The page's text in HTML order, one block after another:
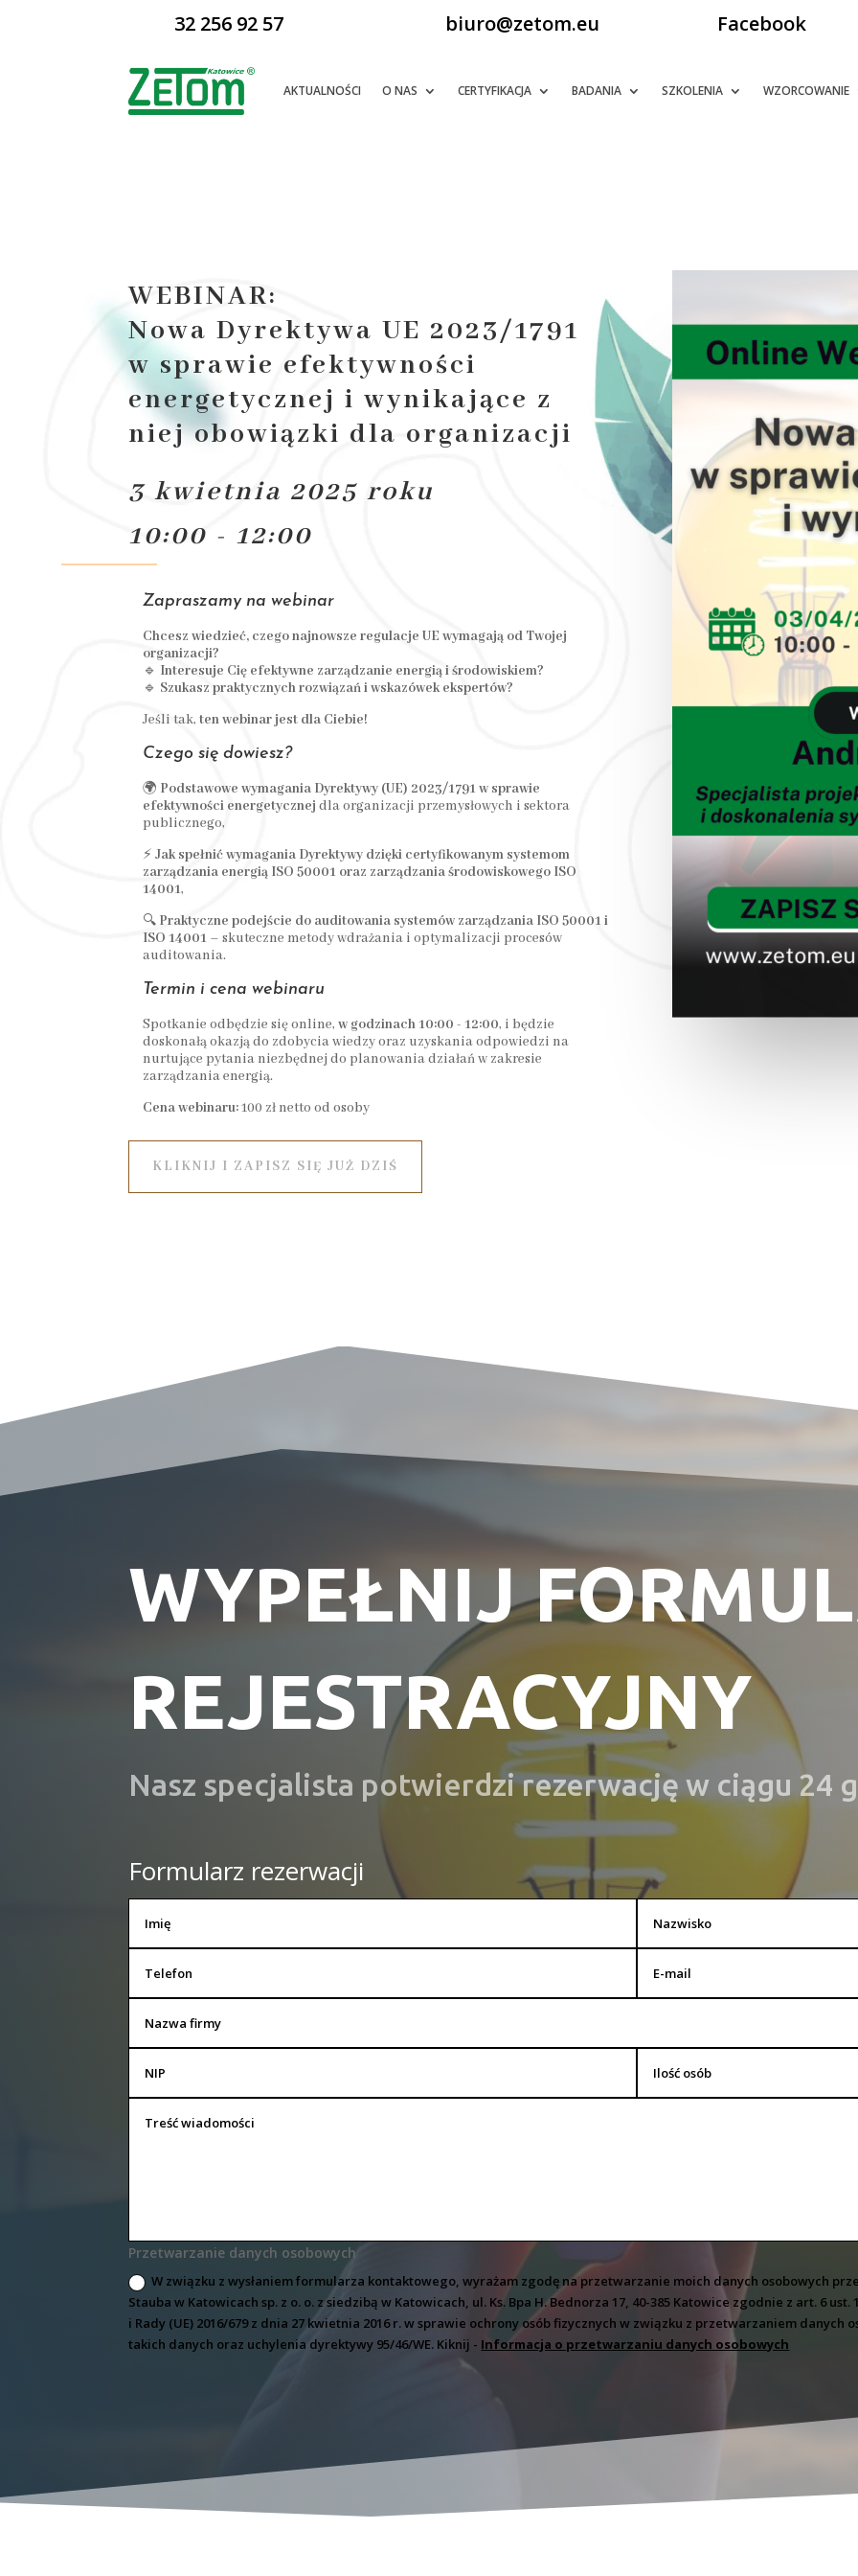
32 256 92 57 biuro@zetom.eu Facebook
AKTUALNOŚCI O NAS CERTYFIKACJA BADANIA SZKOLENIA WZORCOWANIE
WEBINAR:
Nowa Dyrektywa UE 2023/1791
w sprawie efektywności
energetycznej i wynikające z
niej obowiązki dla organizacji
3 kwietnia 2025 roku
10:00 - 12:00
Zapraszamy na webinar
Chcesz wiedzieć, czego najnowsze regulacje UE wymagają od Twojej
organizacji?
🔹 Interesuje Cię efektywne zarządzanie energią i środowiskiem?
🔹 Szukasz praktycznych rozwiązań i wskazówek ekspertów?
Jeśli tak,ten webinar jest dla Ciebie!
Czego się dowiesz?
🌍 Podstawowe wymagania Dyrektywy (UE) 2023/1791 w sprawie
efektywności energetycznej dla organizacji przemysłowych i sektora
publicznego,
⚡Jak spełnić wymagania Dyrektywy dzięki certyfikowanym systemom
zarządzania energią ISO 50001 oraz zarządzania środowiskowego ISO
14001,
🔍 Praktyczne podejście do auditowania systemów zarządzania ISO 50001 i
ISO 14001 – skuteczne metody wdrażania i optymalizacji procesów
auditowania.
Termin i cena webinaru
Spotkanie odbędzie się online,w godzinach 10:00 - 12:00, i będzie
doskonałą okazją do zdobycia wiedzy oraz uzyskania odpowiedzi na
nurtujące pytania niezbędnej do planowania działań w zakresie
zarządzania energią.
Cena webinaru:100 zł netto od osoby
KLIKNIJ I ZAPISZ SIĘ JUŻ DZIŚ
WYPEŁNIJ
REJESTRACYJNY
Nasz specjalista potwierdzi rezerwację w ciągu 24
Formularz rezerwacji
Przetwarzanie danych osobowych
W związku z wysłaniem formularza kontaktowego, wyrażam zgodę na przetwarzanie moich danych osobowych
Stauba w Katowicach sp. z o. o. z siedzibą w Katowicach, ul. Ks. Bpa H. Bednorza 17, 40-385 Katowice zgodnie z art. 6
i Rady (UE) 2016/679 z dnia 27 kwietnia 2016 r. w sprawie ochrony osób fizycznych w związku z przetwarzaniem danych
takich danych oraz uchylenia dyrektywy 95/46/WE. Kiknij - Informacja o przetwarzaniu danych osobowych